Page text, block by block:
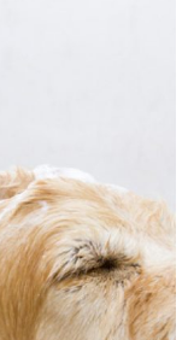
سبق يجب عمل تحاليل الدم